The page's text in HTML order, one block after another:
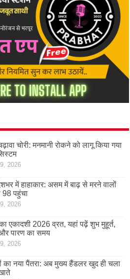
चोरी: मनमानी रोकने को लागू किया गया
2026
में हाहाकार: असम में बाढ़ से मरने वालों
पहुंचा
2026
एकादशी 2026 व्रत, यहां पढ़ें शुभ मुहूर्त,
और पारण का समय
2026
का नया पैंतरा: अब मुख्य हैंडलर खुद ही चला